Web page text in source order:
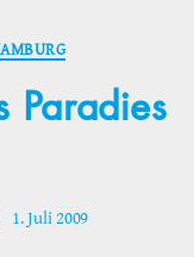
Paradies
1. Juli 2009